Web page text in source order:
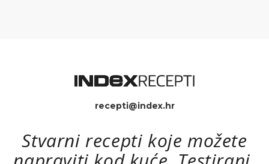
recepti@index.hr
Stvarni recepti koje možete